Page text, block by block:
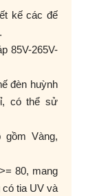
kế các đế
85V-265V-
đèn huỳnh
có thể sử
gồm Vàng,
80, mang
có tia UV và